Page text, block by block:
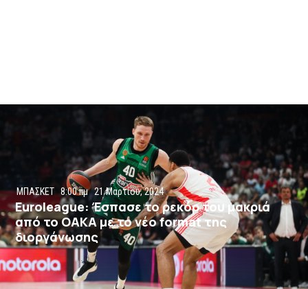
ΜΠΑΣΚΕΤ 8:00 πμ 21 Μαρτίου, 2024
Euroleague: Έσπασε το ρεκόρ του μακριά
από το ΟΑΚΑ με το νέο format της
διοργάνωσης